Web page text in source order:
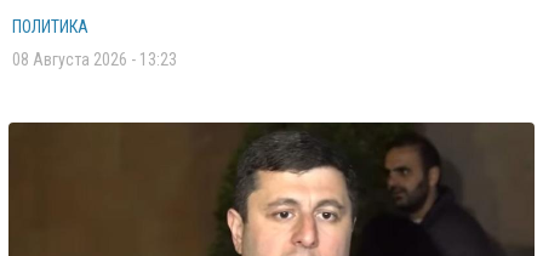
ПОЛИТИКА
08 Августа 2026 - 13:23